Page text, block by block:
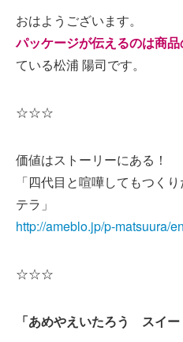
おはようございます。
パッケージが伝えるのは商
ている松浦 陽司です。
☆☆☆
価値はストーリーにある！
「四代目と喧嘩してもつく
テラ」
http://ameblo.jp/p-matsuura/
☆☆☆
「あめやえいたろう スイー